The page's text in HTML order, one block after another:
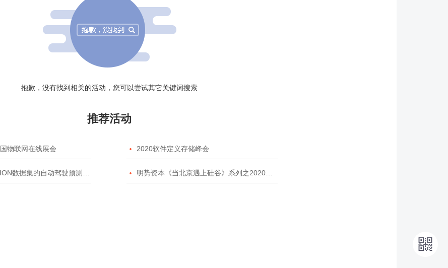
抱歉，没有找到相关的活动，您可以尝试其它关键词搜索
推荐活动
物联网在线展会  2020软件定义存储峰会
据集的自动驾驶预测模型挑战赛  明势资本《当北京遇上硅谷》系列之2020年度开源峰会
